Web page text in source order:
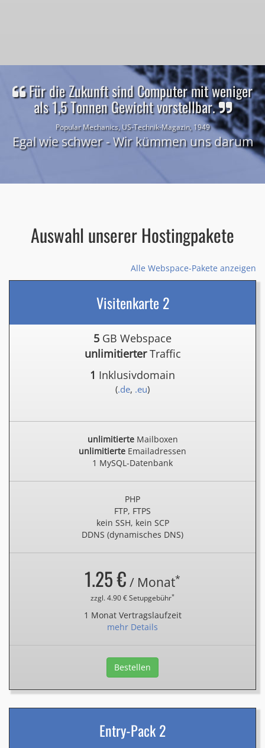
Für die Zukunft sind Computer mit weniger
als 1,5 Tonnen Gewicht vorstellbar.
Popular Mechanics, US-Technik-Magazin, 1949
Egal wie schwer - Wir kümmen uns darum
Auswahl unserer Hostingpakete
Alle Webspace-Pakete anzeigen
Visitenkarte 2
5 GB Webspace
unlimitierterTraffic
1 Inklusivdomain
(.de, .eu)
unlimitierteMailboxen
unlimitierte Emailadressen
1 MySQL-Datenbank
PHP
FTP, FTPS
kein SSH, kein SCP
DDNS (dynamisches DNS)
1.25 € / Monat*
zzgl. 4.90 € Setupgebühr*
1 Monat Vertragslaufzeit
mehr Details
Bestellen
Entry-Pack 2